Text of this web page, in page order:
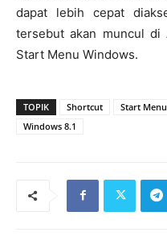
dapat lebih cepat
tersebut akan muncul
Start Menu Windows.
TOPIK Shortcut Start Menu
Windows 8.1